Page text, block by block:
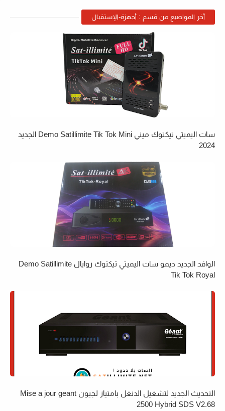
أخر المواضيع من قسم : أجهزة-الإستقبال
سات اليميتي تيكتوك ميني Demo Satillimite Tik Tok Mini الجديد
2024
الوافد الجديد ديمو سات اليميتي تيكتوك روايال Demo Satillimite
Tik Tok Royal
التحديث الجديد لتشغيل الدنغل بامتياز لجيون Mise a jour geant
2500 Hybrid SDS V2.68